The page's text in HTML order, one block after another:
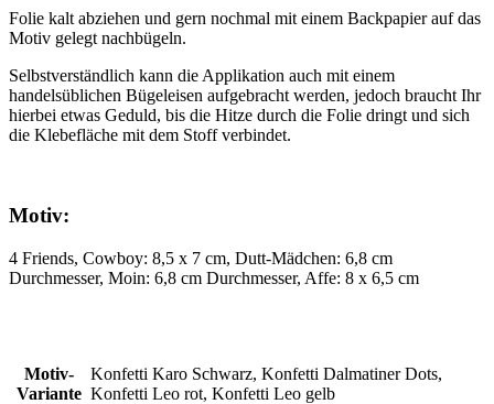
Folie kalt abziehen und gern nochmal mit einem Backpapier auf das
Motiv gelegt nachbügeln.
Selbstverständlich kann die Applikation auch mit einem
handelsüblichen Bügeleisen aufgebracht werden, jedoch braucht Ihr
hierbei etwas Geduld, bis die Hitze durch die Folie dringt und sich
die Klebefläche mit dem Stoff verbindet.
Motiv:
4 Friends, Cowboy: 8,5 x 7 cm, Dutt-Mädchen: 6,8 cm
Durchmesser, Moin: 6,8 cm Durchmesser, Affe: 8 x 6,5 cm
Motiv-
Variante
Konfetti Karo Schwarz, Konfetti Dalmatiner Dots,
Konfetti Leo rot, Konfetti Leo gelb